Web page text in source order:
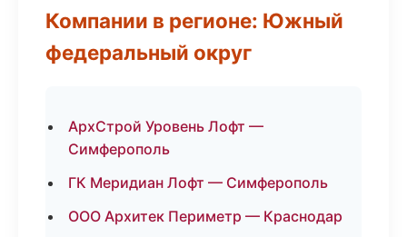
Компании в регионе: Южный
федеральный округ
АрхСтрой Уровень Лофт —
Симферополь
ГК Меридиан Лофт — Симферополь
ООО Архитек Периметр — Краснодар